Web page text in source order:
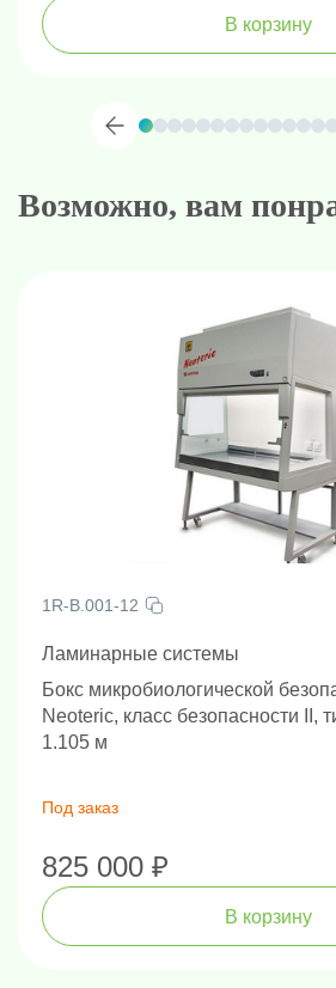
В корзину
Возможно, вам
1R-B.001-12
Ламинарные системы
Бокс микробиологической
Neoteric, класс безопасности II,
1.105 м
Под заказ
825 000 ₽
В корзину